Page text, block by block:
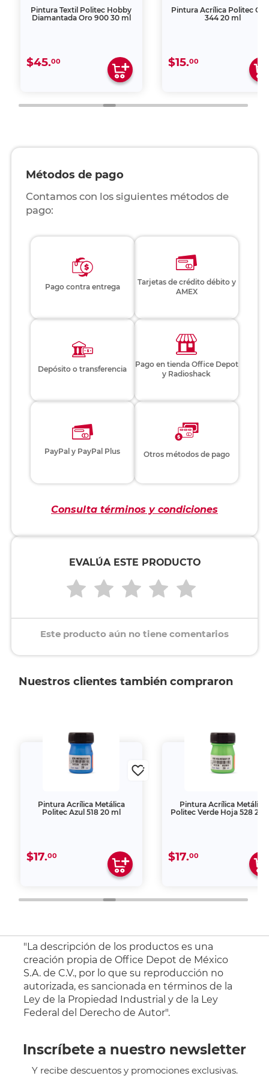
Pintura Textil Politec Hobby
Diamantada Oro 900 30 ml
$45.00
Pintura Acrílica Politec
344 20 ml
$15.00
Métodos de pago
Contamos con los siguientes métodos de
pago:
Pago contra entrega
Tarjetas de crédito débito y
AMEX
Depósito o transferencia
Pago en tienda Office Depot
y Radioshack
PayPal y PayPal Plus Otros métodos de pago
Consulta términos y condiciones
EVALÚA ESTE PRODUCTO
Este producto aún no tiene comentarios
Nuestros clientes también compraron
Pintura Acrílica Metálica
Politec Azul 518 20 ml
$17.00
Pintura Acrílica Metálica
Politec Verde Hoja 528 20
$17.00
"La descripción de los productos es una
creación propia de Office Depot de México
S.A. de C.V., por lo que su reproducción no
autorizada, es sancionada en términos de la
Ley de la Propiedad Industrial y de la Ley
Federal del Derecho de Autor".
Inscríbete a nuestro newsletter
Y recibe descuentos y promociones exclusivas.